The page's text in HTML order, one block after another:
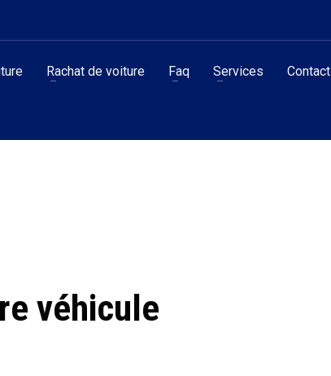
Rachat de voiture Faq Services Contact
véhicule